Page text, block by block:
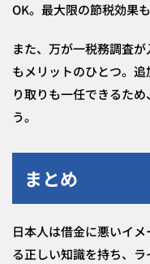
OK。最大限の節税効果
また、万が一税務調査
もメリットのひとつ。
り取りも一任できるた
う。
まとめ
日本人は借金に悪いイ
る正しい知識を持ち、